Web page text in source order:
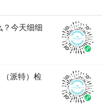
今天细细
派特）检